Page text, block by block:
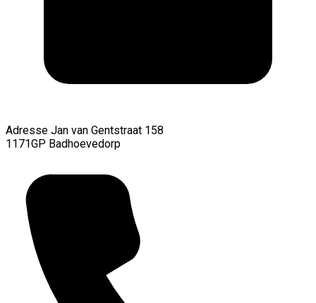
Adresse Jan van Gentstraat 158
1171GP Badhoevedorp